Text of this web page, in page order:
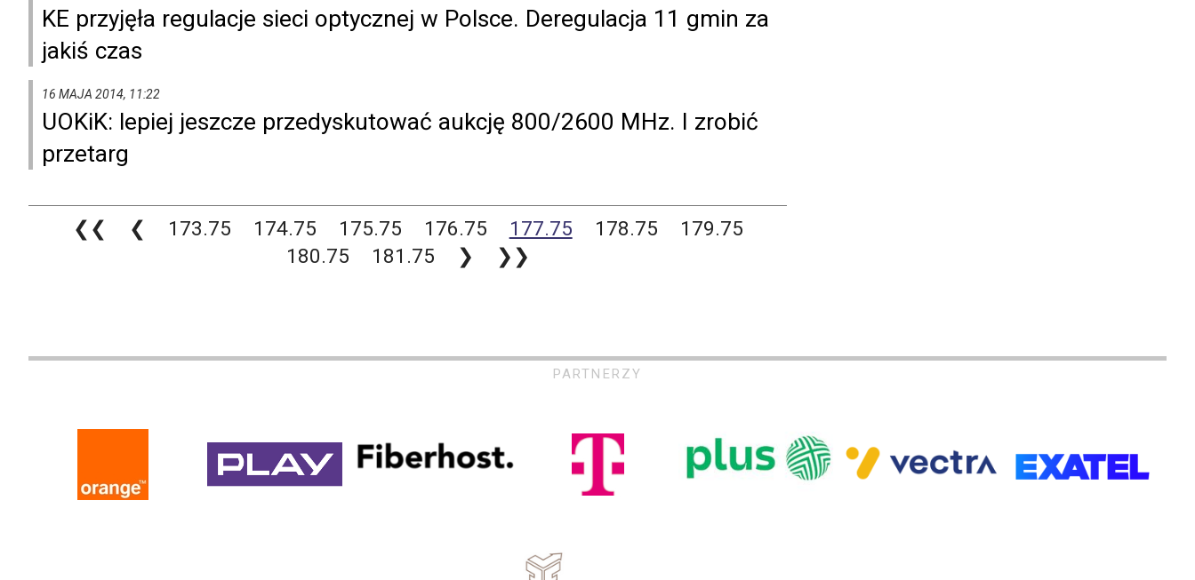
KE przyjęła regulacje sieci optycznej w Polsce. Deregulacja 11 gmin za
jakiś czas
16 MAJA 2014, 11:22
UOKiK: lepiej jeszcze przedyskutować aukcję 800/2600 MHz. I zrobić
przetarg
❮❮ ❮ 173.75 174.75 175.75 176.75 177.75 178.75
179.75
180.75
181.75 ❯ ❯❯
PARTNERZY